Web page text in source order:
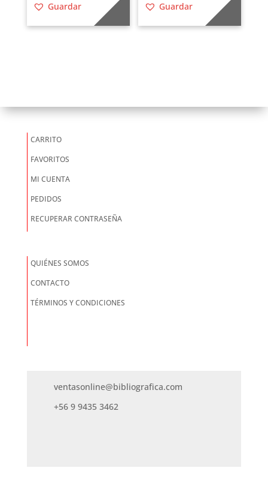
Guardar Guardar
CARRITO
FAVORITOS
MI CUENTA
PEDIDOS
RECUPERAR CONTRASEÑA
QUIÉNES SOMOS
CONTACTO
TÉRMINOS Y CONDICIONES
ventasonline@bibliografica.com
+56 9 9435 3462